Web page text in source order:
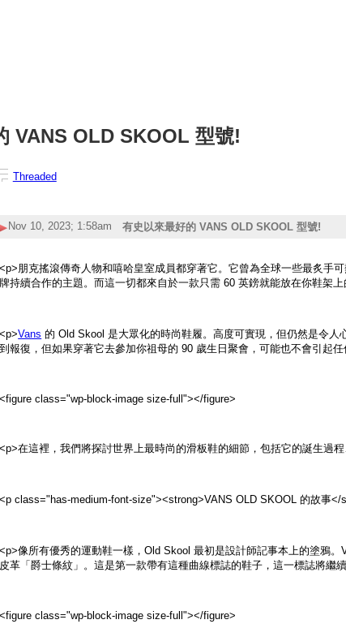
VANS OLD SKOOL 型號!
Threaded
Nov 10, 2023; 1:58am 有史以來最好的 VANS OLD SKOOL 型號!
<p>朋克搖滾傳奇人物和嘻哈皇室成員都穿著它。它曾為全球一​​些最炙手
牌持續合作的主題。而這一切都來自於一款只需 60 英鎊就能放在你鞋架
<p>Vans 的 Old Skool 是大眾化的時尚鞋履。高度可實現，但仍然是令
到報復，但如果穿著它去參加你祖母的 90 歲生日聚會，可能也不會引起
<figure class="wp-block-image size-full"></figure>
<p>在這裡，我們將探討世界上最時尚的滑板鞋的細節，包括它的誕生過
<p class="has-medium-font-size"><strong>VANS OLD SKOOL 的故事</
<p>像所有優秀的運動鞋一樣，Old Skool 最初是設計師記事本上的塗鴉
皮革「爵士條紋」。這是第一款帶有這種曲線標誌的鞋子，這一標誌將繼
<figure class="wp-block-image size-full"></figure>